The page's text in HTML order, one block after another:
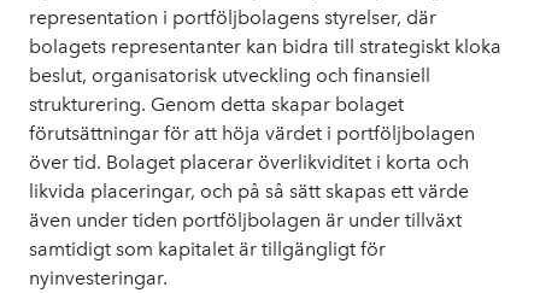
representation i portföljbolagens styrelser, där
bolagets representanter kan bidra till strategiskt kloka
beslut, organisatorisk utveckling och finansiell
strukturering. Genom detta skapar bolaget
förutsättningar för att höja värdet i portföljbolagen
över tid. Bolaget placerar överlikviditet i korta och
likvida placeringar, och på så sätt skapas ett värde
även under tiden portföljbolagen är under tillväxt
samtidigt som kapitalet är tillgängligt för
nyinvesteringar.